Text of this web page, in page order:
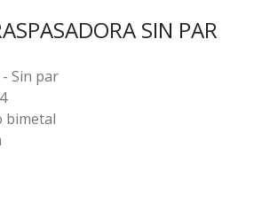
SIN PAR
Sin par
bimetal